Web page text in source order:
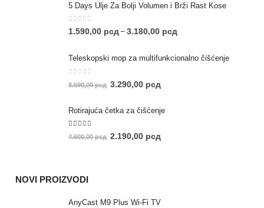
5 Days Ulje Za Bolji Volumen i Brži Rast Kose
0 out of 5
1.590,00 рсд – 3.180,00 рсд
Teleskopski mop za multifunkcionalno čišćenje
8.690,00рсд 3.290,00 рсд
Rotirajuća četka za čišćenje
5.00out of 5
4.600,00рсд 2.190,00 рсд
NOVI PROIZVODI
AnyCast M9 Plus Wi-Fi TV